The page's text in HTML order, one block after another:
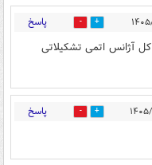
0 پاسخ
آژانس اتمی تشکیلاتی
0 پاسخ